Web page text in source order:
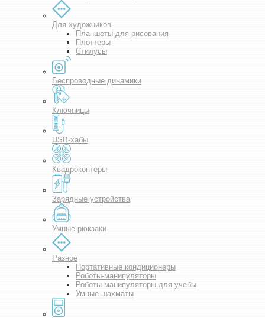
Для художников
Планшеты для рисования
Плоттеры
Стилусы
Беспроводные динамики
Ключницы
USB-хабы
Квадрокоптеры
Зарядные устройства
Умные рюкзаки
Разное
Портативные кондиционеры
Роботы-манипуляторы
Роботы-манипуляторы для учебы
Умные шахматы